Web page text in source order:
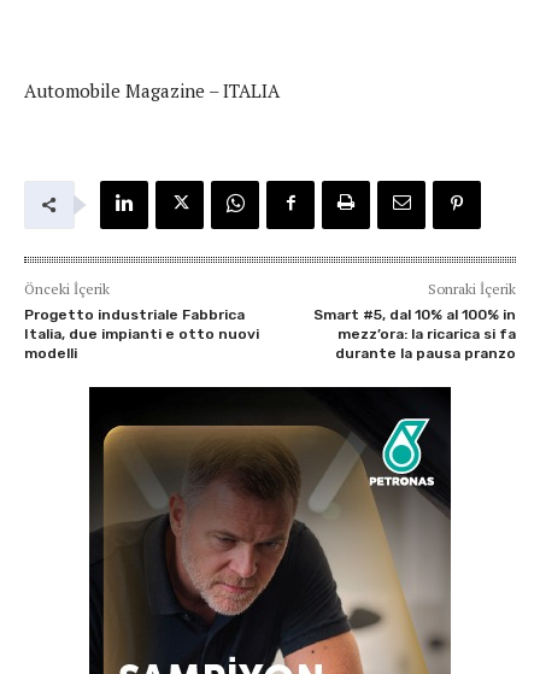
Automobile Magazine – ITALIA
Önceki İçerik
Progetto industriale Fabbrica
Italia, due impianti e otto nuovi
modelli
Sonraki İçerik
Smart #5, dal 10% al 100% in
mezz’ora: la ricarica si fa
durante la pausa pranzo